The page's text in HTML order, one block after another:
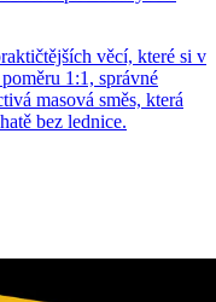
věcí, které si v
1:1, správné
masová směs, která
bez lednice.